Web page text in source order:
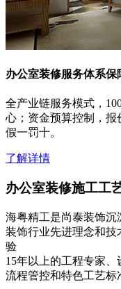
办公室装修服务体系保
全产业链服务模式，
心；资金预算控制，报
假一罚十。
了解详情
办公室装修施工工
海粤精工是尚泰装饰
装饰行业先进理念和
验
15年以上的工程专家
流程管控和特色工艺标